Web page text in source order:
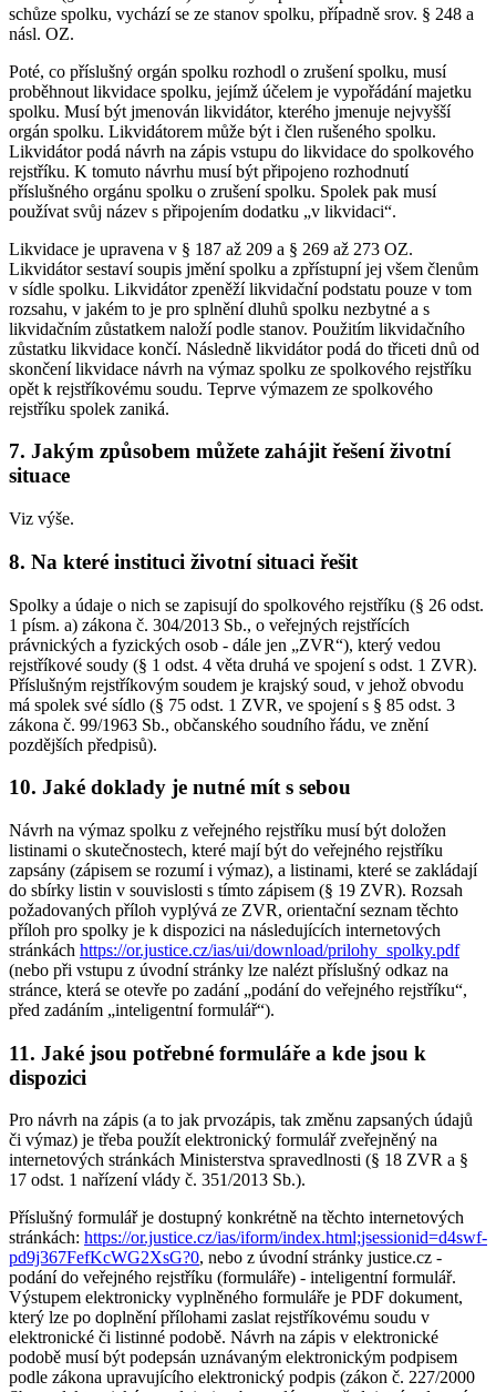
schůze spolku, vychází se ze stanov spolku, případně srov. § 248 a
násl. OZ.
Poté, co příslušný orgán spolku rozhodl o zrušení spolku, musí
proběhnout likvidace spolku, jejímž účelem je vypořádání majetku
spolku. Musí být jmenován likvidátor, kterého jmenuje nejvyšší
orgán spolku. Likvidátorem může být i člen rušeného spolku.
Likvidátor podá návrh na zápis vstupu do likvidace do spolkového
rejstříku. K tomuto návrhu musí být připojeno rozhodnutí
příslušného orgánu spolku o zrušení spolku. Spolek pak musí
používat svůj název s připojením dodatku „v likvidaci“.
Likvidace je upravena v § 187 až 209 a § 269 až 273 OZ.
Likvidátor sestaví soupis jmění spolku a zpřístupní jej všem členům
v sídle spolku. Likvidátor zpeněží likvidační podstatu pouze v tom
rozsahu, v jakém to je pro splnění dluhů spolku nezbytné a s
likvidačním zůstatkem naloží podle stanov. Použitím likvidačního
zůstatku likvidace končí. Následně likvidátor podá do třiceti dnů od
skončení likvidace návrh na výmaz spolku ze spolkového rejstříku
opět k rejstříkovému soudu. Teprve výmazem ze spolkového
rejstříku spolek zaniká.
7. Jakým způsobem můžete zahájit řešení životní
situace
Viz výše.
8. Na které instituci životní situaci řešit
Spolky a údaje o nich se zapisují do spolkového rejstříku (§ 26 odst.
1 písm. a) zákona č. 304/2013 Sb., o veřejných rejstřících
právnických a fyzických osob - dále jen „ZVR“), který vedou
rejstříkové soudy (§ 1 odst. 4 věta druhá ve spojení s odst. 1 ZVR).
Příslušným rejstříkovým soudem je krajský soud, v jehož obvodu
má spolek své sídlo (§ 75 odst. 1 ZVR, ve spojení s § 85 odst. 3
zákona č. 99/1963 Sb., občanského soudního řádu, ve znění
pozdějších předpisů).
10. Jaké doklady je nutné mít s sebou
Návrh na výmaz spolku z veřejného rejstříku musí být doložen
listinami o skutečnostech, které mají být do veřejného rejstříku
zapsány (zápisem se rozumí i výmaz), a listinami, které se zakládají
do sbírky listin v souvislosti s tímto zápisem (§ 19 ZVR). Rozsah
požadovaných příloh vyplývá ze ZVR, orientační seznam těchto
příloh pro spolky je k dispozici na následujících internetových
stránkách https://or.justice.cz/ias/ui/download/prilohy_spolky.pdf
(nebo při vstupu z úvodní stránky lze nalézt příslušný odkaz na
stránce, která se otevře po zadání „podání do veřejného rejstříku“,
před zadáním „inteligentní formulář“).
11. Jaké jsou potřebné formuláře a kde jsou k
dispozici
Pro návrh na zápis (a to jak prvozápis, tak změnu zapsaných údajů
či výmaz) je třeba použít elektronický formulář zveřejněný na
internetových stránkách Ministerstva spravedlnosti (§ 18 ZVR a §
17 odst. 1 nařízení vlády č. 351/2013 Sb.).
Příslušný formulář je dostupný konkrétně na těchto internetových
stránkách: https://or.justice.cz/ias/iform/index.html;jsessionid=d4swf-
pd9j367FefKcWG2XsG?0, nebo z úvodní stránky justice.cz -
podání do veřejného rejstříku (formuláře) - inteligentní formulář.
Výstupem elektronicky vyplněného formuláře je PDF dokument,
který lze po doplnění přílohami zaslat rejstříkovému soudu v
elektronické či listinné podobě. Návrh na zápis v elektronické
podobě musí být podepsán uznávaným elektronickým podpisem
podle zákona upravujícího elektronický podpis (zákon č. 227/2000